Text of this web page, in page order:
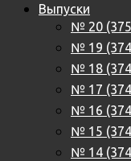
Выпуски
№ 20
№ 19
№ 18
№ 17
№ 16
№ 15
№ 14